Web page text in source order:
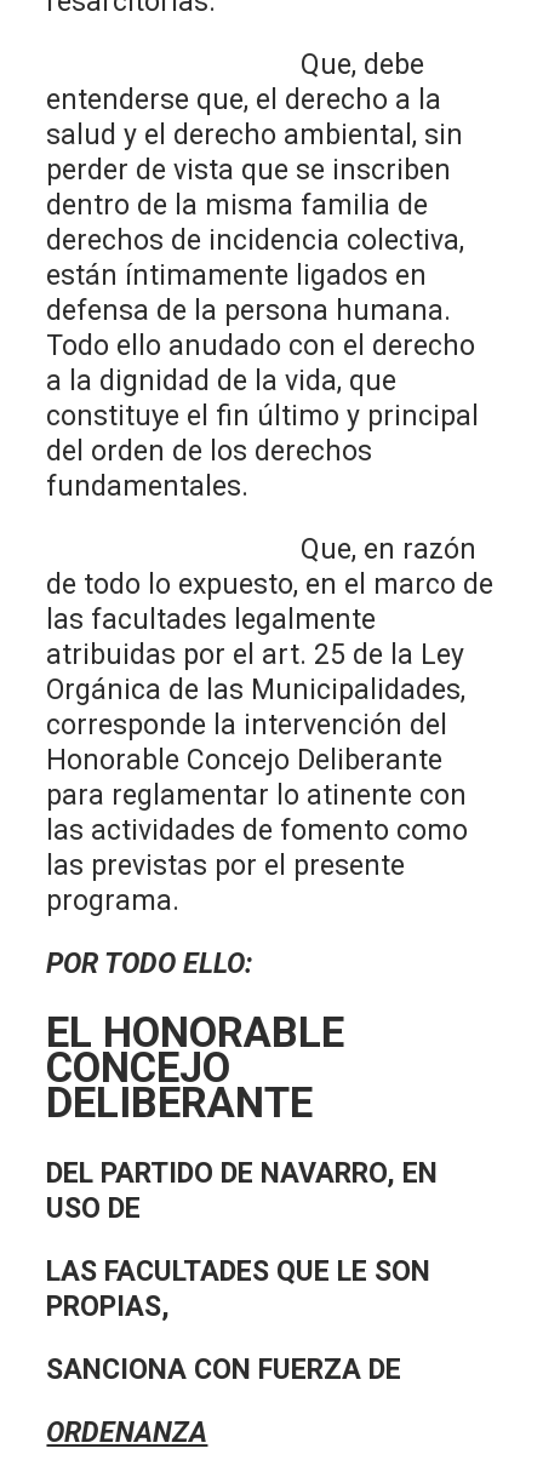
Que, debe
entenderse que, el derecho a la
salud y el derecho ambiental, sin
perder de vista que se inscriben
dentro de la misma familia de
derechos de incidencia colectiva,
están íntimamente ligados en
defensa de la persona humana.
Todo ello anudado con el derecho
a la dignidad de la vida, que
constituye el fin último y principal
del orden de los derechos
fundamentales.
Que, en razón
de todo lo expuesto, en el marco de
las facultades legalmente
atribuidas por el art. 25 de la Ley
Orgánica de las Municipalidades,
corresponde la intervención del
Honorable Concejo Deliberante
para reglamentar lo atinente con
las actividades de fomento como
las previstas por el presente
programa.
POR TODO ELLO:
EL HONORABLE
CONCEJO
DELIBERANTE
DEL PARTIDO DE NAVARRO, EN
USO DE
LAS FACULTADES QUE LE SON
PROPIAS,
SANCIONA CON FUERZA DE
ORDENANZA